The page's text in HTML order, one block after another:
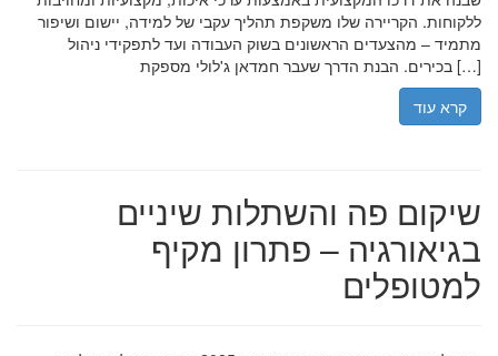
ללקוחות. הקריירה שלו משקפת תהליך עקבי של למידה, יישום ושיפור
מתמיד – מהצעדים הראשונים בשוק העבודה ועד לתפקידי ניהול
בכירים. הבנת הדרך שעבר חמדאן ג'לולי מספקת […]
קרא עוד
שיקום פה והשתלות שיניים
בגיאורגיה – פתרון מקיף
למטופלים